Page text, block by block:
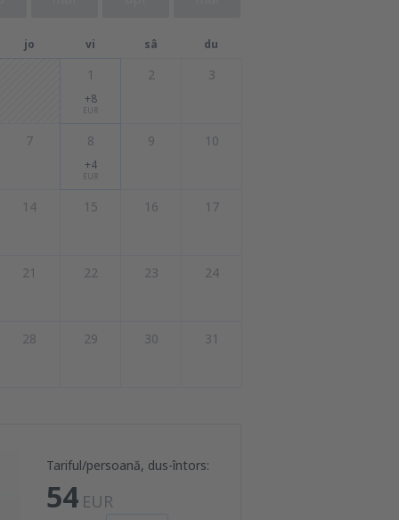
jo vi sâ du
1
+8
EUR
2 3
7 8
+4
EUR
9 10
14 15 16 17
21 22 23 24
28 29 30 31
Tariful/persoană, dus-întors:
54 EUR